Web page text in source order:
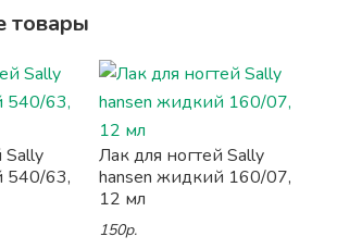
товары
Sally
540/63,
Лак для ногтей Sally
hansen жидкий 160/07,
12 мл
150р.